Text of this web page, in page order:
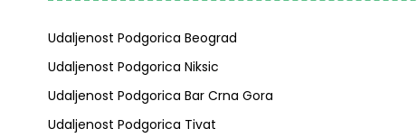
Udaljenost Podgorica Beograd
Udaljenost Podgorica Niksic
Udaljenost Podgorica Bar Crna Gora
Udaljenost Podgorica Tivat